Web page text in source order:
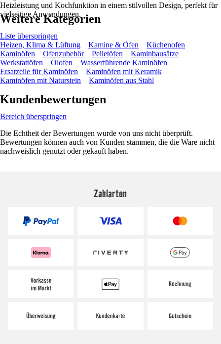
Heizleistung und Kochfunktion in einem stilvollen Design, perfekt für
vielseitige Anwendungen.
Weitere Kategorien
Liste überspringen
Heizen, Klima & Lüftung
Kamine & Öfen
Küchenofen
Kaminöfen
Ofenzubehör Pelletöfen
Kaminbausätze
Werkstattöfen
Ölofen
Wasserführende Kaminöfen
Ersatzeile für Kaminöfen
Kaminöfen mit Keramik
Kaminöfen mit Naturstein
Kaminöfen aus Stahl
Kundenbewertungen
Bereich überspringen
Die Echtheit der Bewertungen wurde von uns nicht überprüft.
Bewertungen können auch von Kunden stammen, die die Ware nicht
nachweislich genutzt oder gekauft haben.
Zahlarten